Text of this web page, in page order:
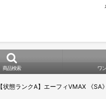
商品検索 ワ
【状態ランクA】エーフィVMAX 《